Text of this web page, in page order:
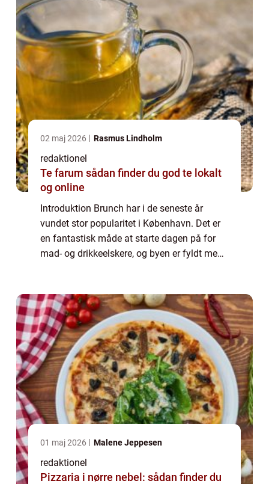
02 maj 2026 Rasmus Lindholm
redaktionel
Te farum sådan finder du god te lokalt
og online
Introduktion Brunch har i de seneste år
vundet stor popularitet i København. Det er
en fantastisk måde at starte dagen på for
mad- og drikkeelskere, og byen er fyldt med
01 maj 2026 Malene Jeppesen
redaktionel
Pizzaria i nørre nebel: sådan finder du